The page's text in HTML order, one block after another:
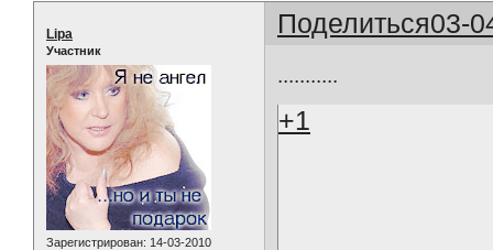
Поделиться03-
Lipa
Участник
Зарегистрирован: 14-03-2010
...........
+1